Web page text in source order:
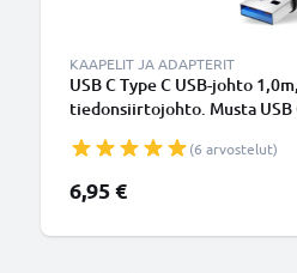
KAAPELIT JA ADAPTERIT
USB C Type C USB-johto
tiedonsiirtojohto. Musta USB
(6 arvostelut)
6,95 €